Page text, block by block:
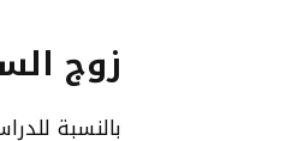
زوج